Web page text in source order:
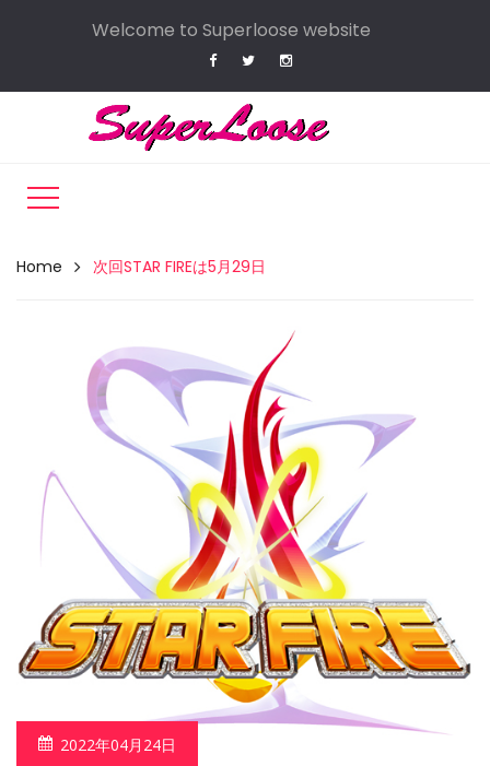
Welcome to Superloose website
Home 次回STAR FIREは5月29日
2022年04月24日